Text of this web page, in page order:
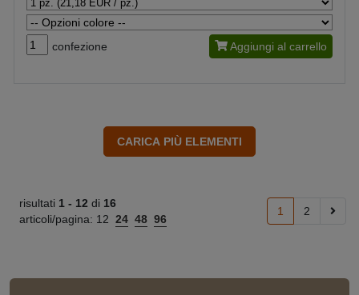
confezione Aggiungi al carrello
risultati 1 - 12 di 16
articoli/pagina: 12 24 48 96
1 2